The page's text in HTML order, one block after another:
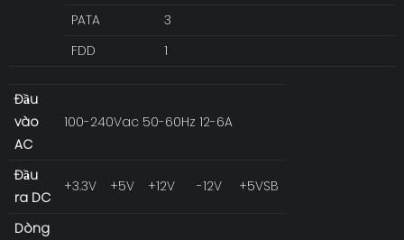
PATA
3
FDD
1
Đầu
vào
AC
100-240Vac 50-60Hz 12-6A
Đầu
ra DC
+3.3V +5V +12V -12V +5VSB
Dòng